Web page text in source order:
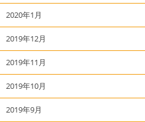
2020年1月
2019年12月
2019年11月
2019年10月
2019年9月